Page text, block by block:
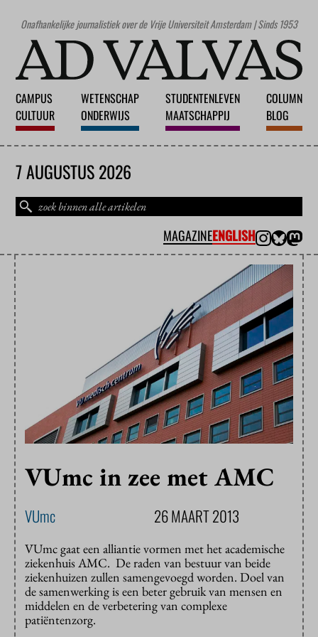
Onafhankelijke journalistiek over de Vrije Universiteit Amsterdam | Sinds 1953
CAMPUS
CULTUUR
WETENSCHAP
ONDERWIJS
STUDENTENLEVEN
MAATSCHAPPIJ
COLUMN
BLOG
7 AUGUSTUS 2026
MAGAZINEENGLISH
VUmc in zee met AMC
VUmc 26 MAART 2013
VUmc gaat een alliantie vormen met het academische
ziekenhuis AMC. De raden van bestuur van beide
ziekenhuizen zullen samengevoegd worden. Doel van
de samenwerking is een beter gebruik van mensen en
middelen en de verbetering van complexe
patiëntenzorg.